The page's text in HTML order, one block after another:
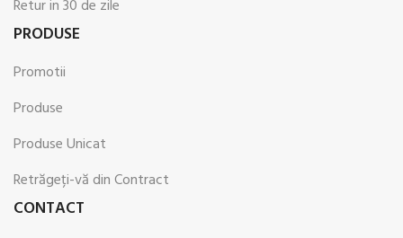
Retur in 30 de zile
PRODUSE
Promotii
Produse
Produse Unicat
Retrăgeți-vă din Contract
CONTACT